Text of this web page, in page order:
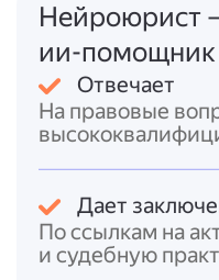
Ссылки
п. 9
Российской
года № 713
ч. 1 ст. 19.15.1
ч. 1 ст. 19.15.2
Федерации об
правонарушениях.
Нейроюрист
ии-помощник
Отвечает
На правовые
Дает
По ссылкам на
и судебную